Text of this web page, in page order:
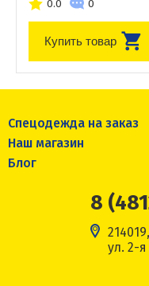
0.0 0
Купить товар
Спецодежда на заказ
Наш магазин
Блог
8
ул. 2-